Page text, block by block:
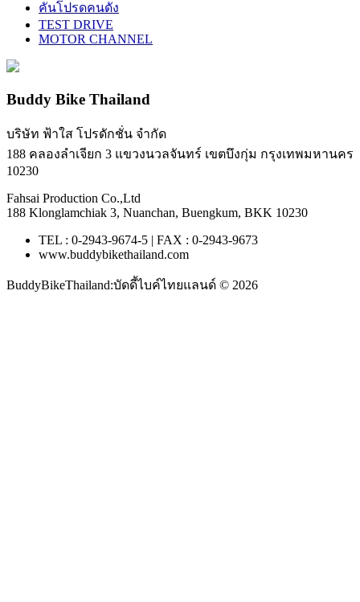
คันโปรดคนดัง
TEST DRIVE
MOTOR CHANNEL
Buddy Bike Thailand
บริษัท ฟ้าใส โปรดักชั่น จำกัด
188 คลองลำเจียก 3 แขวงนวลจันทร์ เขตบึงกุ่ม กรุงเทพมหานคร
10230
Fahsai Production Co.,Ltd
188 Klonglamchiak 3, Nuanchan, Buengkum, BKK 10230
TEL : 0-2943-9674-5 | FAX : 0-2943-9673
www.buddybikethailand.com
BuddyBikeThailand:บัดดี้ไบค์ไทยแลนด์ © 2026